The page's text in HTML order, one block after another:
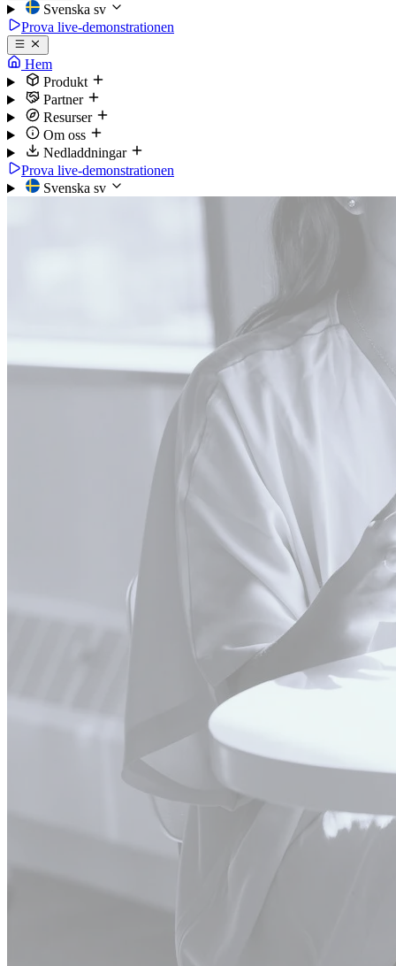
Svenska sv
Prova live-demonstrationen
Hem
Produkt
Partner
Resurser
Om oss
Nedladdningar
Prova live-demonstrationen
Svenska sv